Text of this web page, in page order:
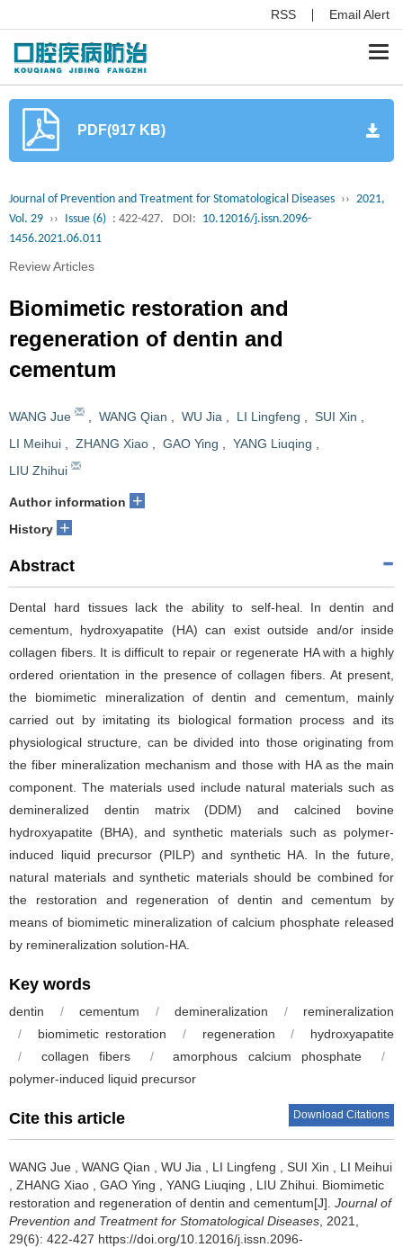
RSS Email Alert
PDF(917 KB)
Journal of Prevention and Treatment for Stomatological Diseases ›› 2021,
Vol. 29 ›› Issue (6) : 422-427. DOI: 10.12016/j.issn.2096-
1456.2021.06.011
Review Articles
Biomimetic restoration and
regeneration of dentin and
cementum
WANG Jue WANG Qian WU Jia LI Lingfeng SUI Xin
LI Meihui
ZHANG Xiao GAO Ying YANG Liuqing
LIU Zhihui
Author information +
History +
Abstract
Dental hard tissues lack the ability to self-heal. In dentin and
cementum, hydroxyapatite (HA) can exist outside and/or inside
collagen fibers. It is difficult to repair or regenerate HA with a highly
ordered orientation in the presence of collagen fibers. At present,
the biomimetic mineralization of dentin and cementum, mainly
carried out by imitating its biological formation process and its
physiological structure, can be divided into those originating from
the fiber mineralization mechanism and those with HA as the main
component. The materials used include natural materials such as
demineralized dentin matrix (DDM) and calcined bovine
hydroxyapatite (BHA), and synthetic materials such as polymer-
induced liquid precursor (PILP) and synthetic HA. In the future,
natural materials and synthetic materials should be combined for
the restoration and regeneration of dentin and cementum by
means of biomimetic mineralization of calcium phosphate released
by remineralization solution-HA.
Key words
dentin / cementum / demineralization /
remineralization
/
biomimetic restoration / regeneration /
hydroxyapatite
/
collagen fibers / amorphous calcium phosphate
/
polymer-induced liquid precursor
Cite this article Download Citations
WANG Jue WANG Qian WU Jia LI Lingfeng SUI Xin
LI Meihui
ZHANG Xiao GAO Ying YANG Liuqing LIU Zhihui Biomimetic
restoration and regeneration of dentin and cementum[J]. Journal of
Prevention and Treatment for Stomatological Diseases , 2021,
29(6): 422-427 https://doi.org/10.12016/j.issn.2096-